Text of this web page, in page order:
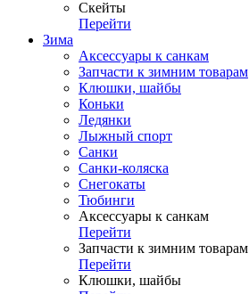
Скейты
Перейти
Зима
Аксессуары к санкам
Запчасти к зимним товарам
Клюшки, шайбы
Коньки
Ледянки
Лыжный спорт
Санки
Санки-коляска
Снегокаты
Тюбинги
Аксессуары к санкам
Перейти
Запчасти к зимним товарам
Перейти
Клюшки, шайбы